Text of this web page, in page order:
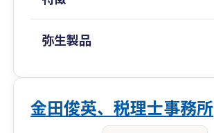
弥生製品
金田俊英、税理士事務所